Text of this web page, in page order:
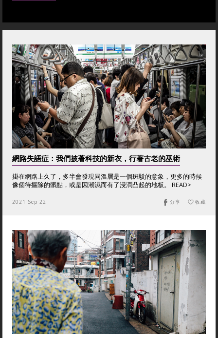
網路失語症：我們披著科技的新衣，行著古老的巫術
掛在網路上久了，多半會發現同溫層是一個斑駁的意象，更多的時候
像個待摳除的髒點，或是因潮濕而有了浸潤凸起的地板。 READ>
2021 Sep 22 收藏
分享